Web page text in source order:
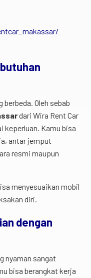
Oleh sebab
dari Wira Rent Car
keperluan. Kamu bisa
antar jemput
resmi maupun
menyesuaikan mobil
diri.
dengan
nyaman sangat
bisa berangkat kerja